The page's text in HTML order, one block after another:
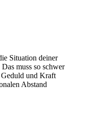
Situation deiner
muss so schwer
und Kraft
Abstand